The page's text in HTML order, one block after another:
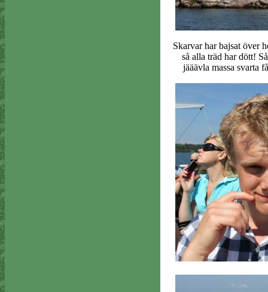
Skarvar har bajsat över
så alla träd har dött!
jääävla massa svarta